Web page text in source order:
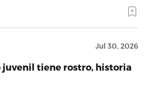
Jul 30, 2026
juvenil tiene rostro, historia